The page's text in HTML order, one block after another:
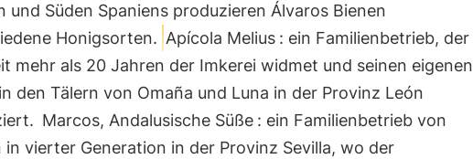
und Süden Spaniens produzieren Álvaros Bienen
Honigsorten. Apícola Melius : ein Familienbetrieb, der
mehr als 20 Jahren der Imkerei widmet und seinen eigenen
den Tälern von Omaña und Luna in der Provinz León
Marcos, Andalusische Süße : ein Familienbetrieb von
in vierter Generation in der Provinz Sevilla, wo der